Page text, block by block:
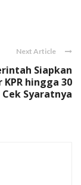
Next Article
Siapkan
KPR hingga 30
Syaratnya